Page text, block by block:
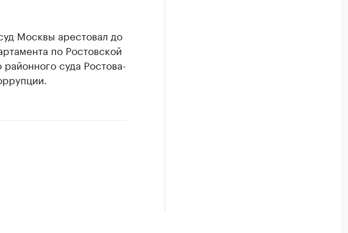
Москвы арестовал до
по Ростовской
суда Ростова-